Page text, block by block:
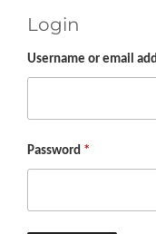
Login
Username or email
Password *